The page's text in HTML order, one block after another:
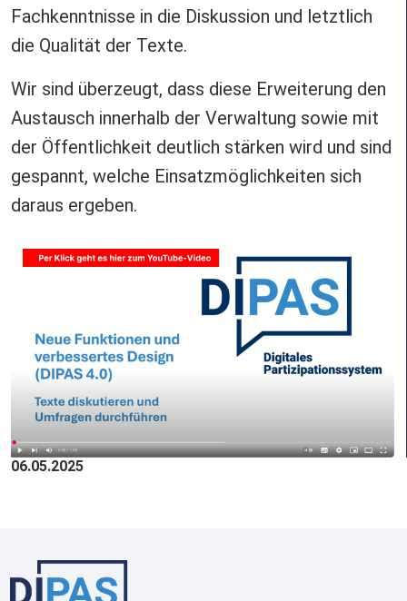
Fachkenntnisse in die Diskussion und letztlich
die Qualität der Texte.
Wir sind überzeugt, dass diese Erweiterung den
Austausch innerhalb der Verwaltung sowie mit
der Öffentlichkeit deutlich stärken wird und sind
gespannt, welche Einsatzmöglichkeiten sich
daraus ergeben.
06.05.2025